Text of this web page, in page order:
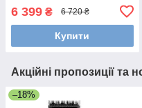
6 399 ₴ 6 720 ₴
Купити
Акційні пропозиції та
–18%